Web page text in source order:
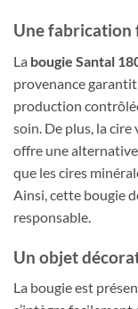
Une fabrication
La bougie Santal
provenance
production
soin. De plus, la cire
offre une
que les cires
Ainsi, cette bougie
responsable.
Un objet
La bougie est